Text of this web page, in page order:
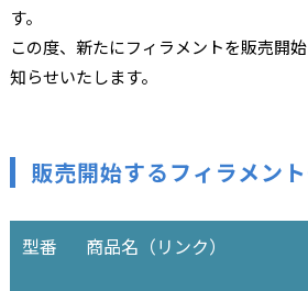
す。
この度、新たにフィラメントを販売開
知らせいたします。
販売開始するフィラメン
型番 商品名（リンク）